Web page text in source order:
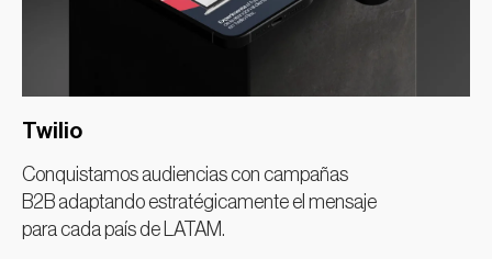
Twilio
Conquistamos audiencias con campañas
B2B adaptando estratégicamente el mensaje
para cada país de LATAM.